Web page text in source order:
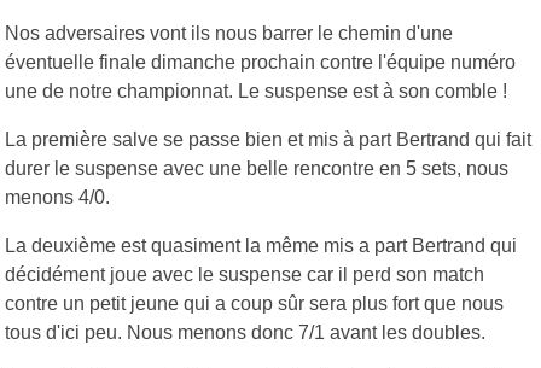
Nos adversaires vont ils nous barrer le chemin d'une
éventuelle finale dimanche prochain contre l'équipe numéro
une de notre championnat. Le suspense est à son comble !
La première salve se passe bien et mis à part Bertrand qui fait
durer le suspense avec une belle rencontre en 5 sets, nous
menons 4/0.
La deuxième est quasiment la même mis a part Bertrand qui
décidément joue avec le suspense car il perd son match
contre un petit jeune qui a coup sûr sera plus fort que nous
tous d'ici peu. Nous menons donc 7/1 avant les doubles.